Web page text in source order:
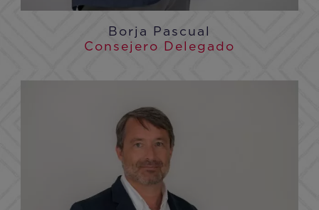
Borja Pascual
Consejero Delegado